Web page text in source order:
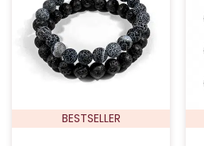
BESTSELLER